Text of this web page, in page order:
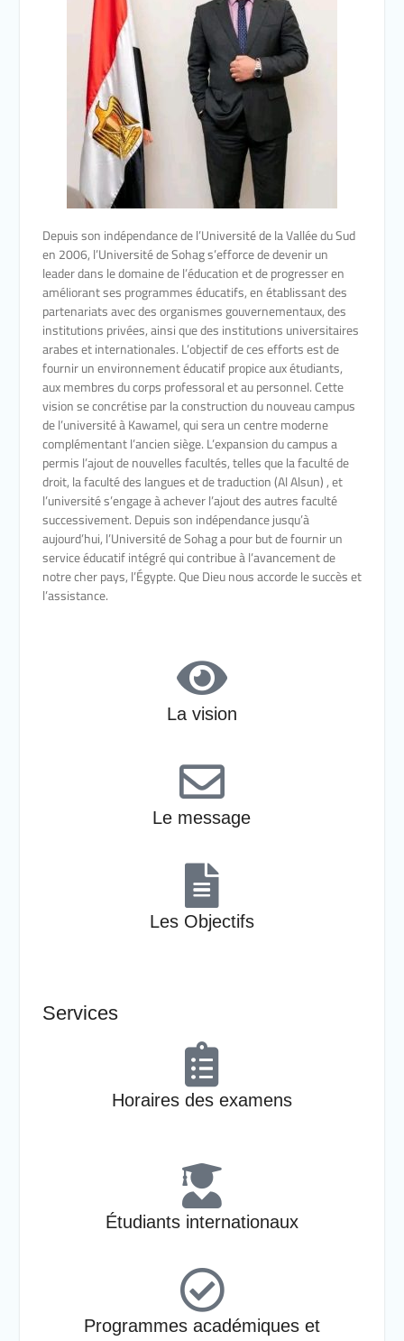
Depuis son indépendance de l’Université de la Vallée du Sud
en 2006, l’Université de Sohag s’efforce de devenir un
leader dans le domaine de l’éducation et de progresser en
améliorant ses programmes éducatifs, en établissant des
partenariats avec des organismes gouvernementaux, des
institutions privées, ainsi que des institutions universitaires
arabes et internationales. L’objectif de ces efforts est de
fournir un environnement éducatif propice aux étudiants,
aux membres du corps professoral et au personnel. Cette
vision se concrétise par la construction du nouveau campus
de l’université à Kawamel, qui sera un centre moderne
complémentant l’ancien siège. L’expansion du campus a
permis l’ajout de nouvelles facultés, telles que la faculté de
droit, la faculté des langues et de traduction (Al Alsun) , et
l’université s’engage à achever l’ajout des autres faculté
successivement. Depuis son indépendance jusqu’à
aujourd’hui, l’Université de Sohag a pour but de fournir un
service éducatif intégré qui contribue à l’avancement de
notre cher pays, l’Égypte. Que Dieu nous accorde le succès et
l’assistance.
La vision
Le message
Les Objectifs
Services
Horaires des examens
Étudiants internationaux
Programmes académiques et